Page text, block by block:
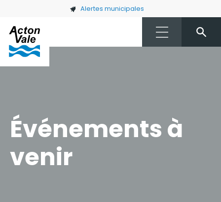
Skip to main content Alertes municipales
Événements à
venir